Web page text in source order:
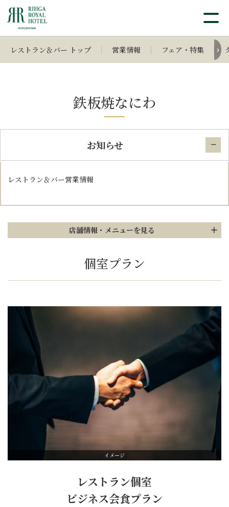
レストラン＆バー トップ 営業情報 フェア・特集
鉄板焼なにわ
お知らせ
レストラン＆バー営業情報
店舗情報 ・メニューを見る
個室プラン
イメージ
レストラン個室
ビジネス会食プラン